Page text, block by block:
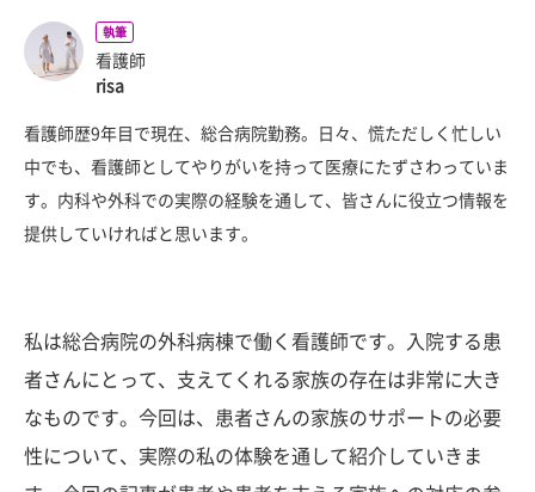
執筆
看護師
risa
看護師歴9年目で現在、総合病院勤務。日々、慌ただしく忙しい
中でも、看護師としてやりがいを持って医療にたずさわっていま
す。内科や外科での実際の経験を通して、皆さんに役立つ情報を
提供していければと思います。
私は総合病院の外科病棟で働く看護師です。入院する患
者さんにとって、支えてくれる家族の存在は非常に大き
なものです。今回は、患者さんの家族のサポートの必要
性について、実際の私の体験を通して紹介していきま